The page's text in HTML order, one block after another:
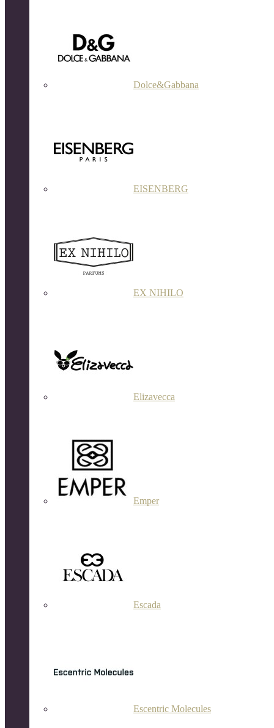
Dolce&Gabbana
EISENBERG
EX NIHILO
Elizavecca
Emper
Escada
Escentric Molecules